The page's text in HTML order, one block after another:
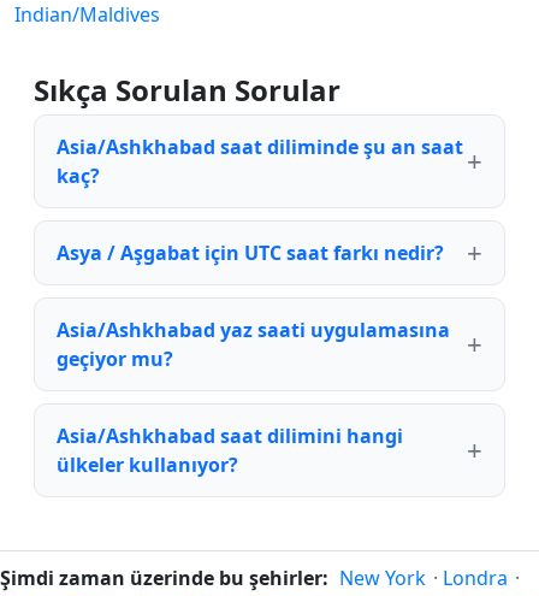
Indian/Maldives
Sıkça Sorulan Sorular
Asia/Ashkhabad saat diliminde şu an saat
kaç?
Asya / Aşgabat için UTC saat farkı nedir?
Asia/Ashkhabad yaz saati uygulamasına
geçiyor mu?
Asia/Ashkhabad saat dilimini hangi
ülkeler kullanıyor?
Şimdi zaman üzerinde bu şehirler: New York · Londra ·